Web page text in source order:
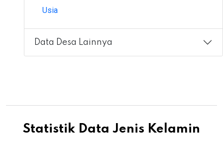
Usia
Data Desa Lainnya
Statistik Data Jenis Kelamin